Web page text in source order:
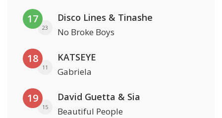
17
23
Disco Lines & Tinashe
No Broke Boys
18
11
KATSEYE
Gabriela
19
15
David Guetta & Sia
Beautiful People